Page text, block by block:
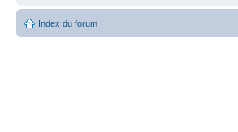
Index du forum